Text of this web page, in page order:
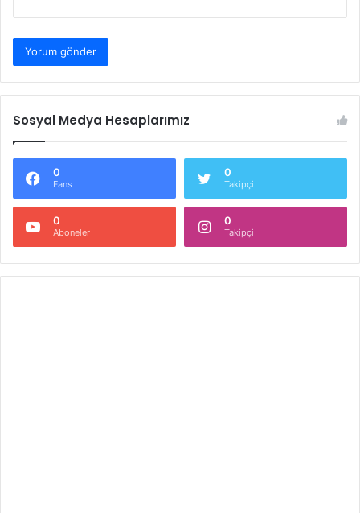
Sosyal Medya Hesaplarımız
0
Fans
0
Takipçi
0
Aboneler
0
Takipçi